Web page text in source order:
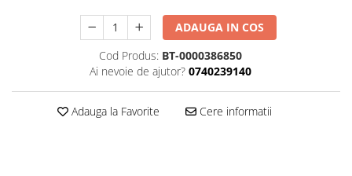
Comode lux-ultramoderne
Dulapuri haine si Sifoniere
Masute de toaleta
Noptiere dormitor
ADAUGA IN COS
Cod Produs: BT-0000386850
Ai nevoie de ajutor? 0740239140
Adauga la Favorite Cere informatii